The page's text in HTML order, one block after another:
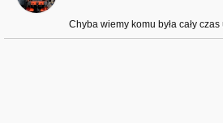
Chyba wiemy komu była cały